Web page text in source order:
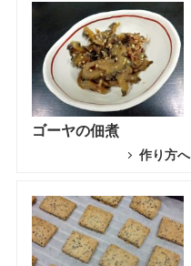
ゴーヤの佃煮
作り方へ